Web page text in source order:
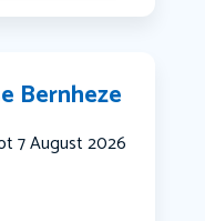
Bernheze
7 August 2026